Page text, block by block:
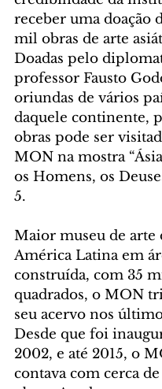
receber uma doação
mil obras de arte
Doadas pelo
professor Fausto
oriundas de vários
daquele continente,
obras pode ser
MON na mostra
os Homens, os
5.
Maior museu de arte
América Latina em
construída, com 35
quadrados, o MON
seu acervo nos
Desde que foi
2002, e até 2015, o
contava com cerca